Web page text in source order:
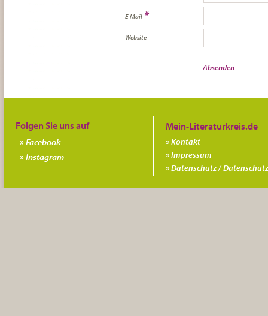
E-Mail *
Website
Kontakt
Impressum
Datenschutz /
Folgen Sie uns auf
Facebook
Instagram